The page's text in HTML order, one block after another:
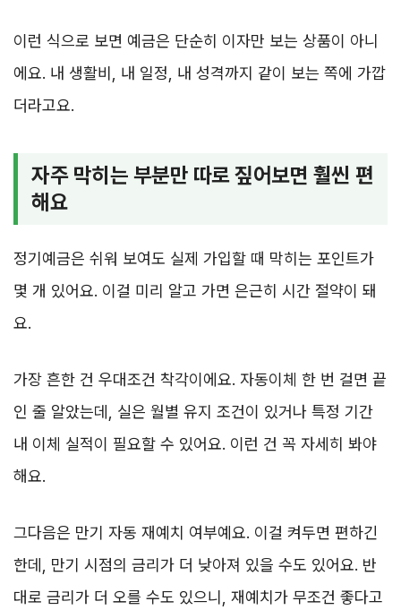
이런 식으로 보면 예금은 단순히 이자만 보는 상품이 아니
에요. 내 생활비, 내 일정, 내 성격까지 같이 보는 쪽에 가깝
더라고요.
자주 막히는 부분만 따로 짚어보면 훨씬 편
해요
정기예금은 쉬워 보여도 실제 가입할 때 막히는 포인트가
몇 개 있어요. 이걸 미리 알고 가면 은근히 시간 절약이 돼
요.
가장 흔한 건 우대조건 착각이에요. 자동이체 한 번 걸면 끝
인 줄 알았는데, 실은 월별 유지 조건이 있거나 특정 기간
내 이체 실적이 필요할 수 있어요. 이런 건 꼭 자세히 봐야
해요.
그다음은 만기 자동 재예치 여부예요. 이걸 켜두면 편하긴
한데, 만기 시점의 금리가 더 낮아져 있을 수도 있어요. 반
대로 금리가 더 오를 수도 있으니, 재예치가 무조건 좋다고